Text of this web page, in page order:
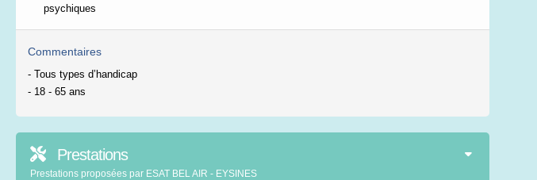
psychiques
Commentaires
- Tous types d’handicap
- 18 - 65 ans
Prestations
Prestations proposées par ESAT BEL AIR - EYSINES